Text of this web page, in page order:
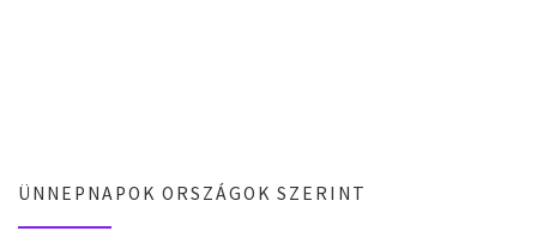
ÜNNEPNAPOK ORSZÁGOK SZERINT